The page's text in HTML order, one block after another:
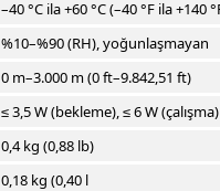
–40 °C ila +60 °C (–40 °F ila +140
%10–%90 (RH), yoğunlaşmayan
0 m–3.000 m (0 ft–9.842,51 ft)
≤ 3,5 W (bekleme), ≤ 6 W (çalışma)
0,4 kg (0,88 lb)
0,18 kg (0,40 l